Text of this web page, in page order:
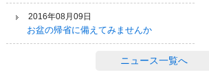
2016年08月09日
お盆の帰省に備えてみませんか
ニュース一覧へ